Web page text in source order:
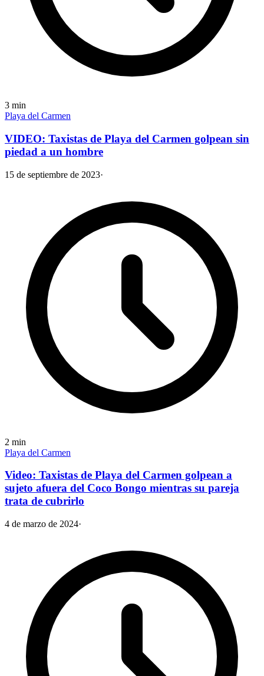
3 min
Playa del Carmen
VIDEO: Taxistas de Playa del Carmen golpean sin
piedad a un hombre
15 de septiembre de 2023·
2 min
Playa del Carmen
Video: Taxistas de Playa del Carmen golpean a
sujeto afuera del Coco Bongo mientras su pareja
trata de cubrirlo
4 de marzo de 2024·